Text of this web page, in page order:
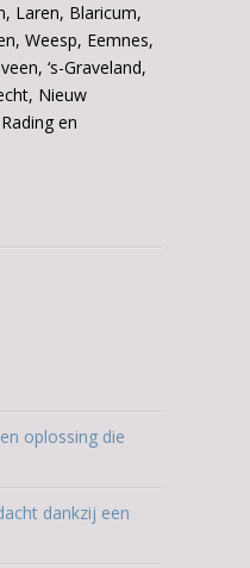
Laren, Blaricum,
Weesp, Eemnes,
‘s-Graveland,
Nieuw
en
oplossing die
dankzij een